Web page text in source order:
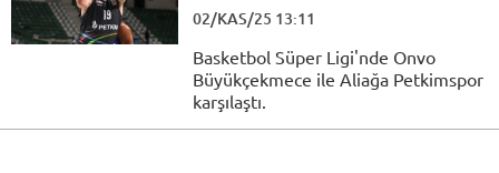
02/KAS/25 13:11
Basketbol Süper Ligi'nde Onvo
Büyükçekmece ile Aliağa Petkimspor
karşılaştı.